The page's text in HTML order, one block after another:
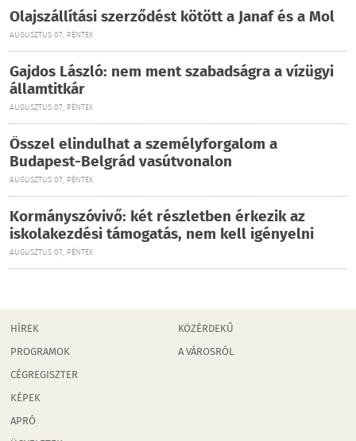
Olajszállítási szerződést kötött a Janaf és a Mol
AUGUSZTUS 07., PÉNTEK
Gajdos László: nem ment szabadságra a vízügyi
államtitkár
AUGUSZTUS 07., PÉNTEK
Ősszel elindulhat a személyforgalom a
Budapest-Belgrád vasútvonalon
AUGUSZTUS 07., PÉNTEK
Kormányszóvivő: két részletben érkezik az
iskolakezdési támogatás, nem kell igényelni
AUGUSZTUS 07., PÉNTEK
HÍREK
PROGRAMOK
CÉGREGISZTER
KÉPEK
APRÓ
KÖZÉRDEKŰ
A VÁROSRÓL